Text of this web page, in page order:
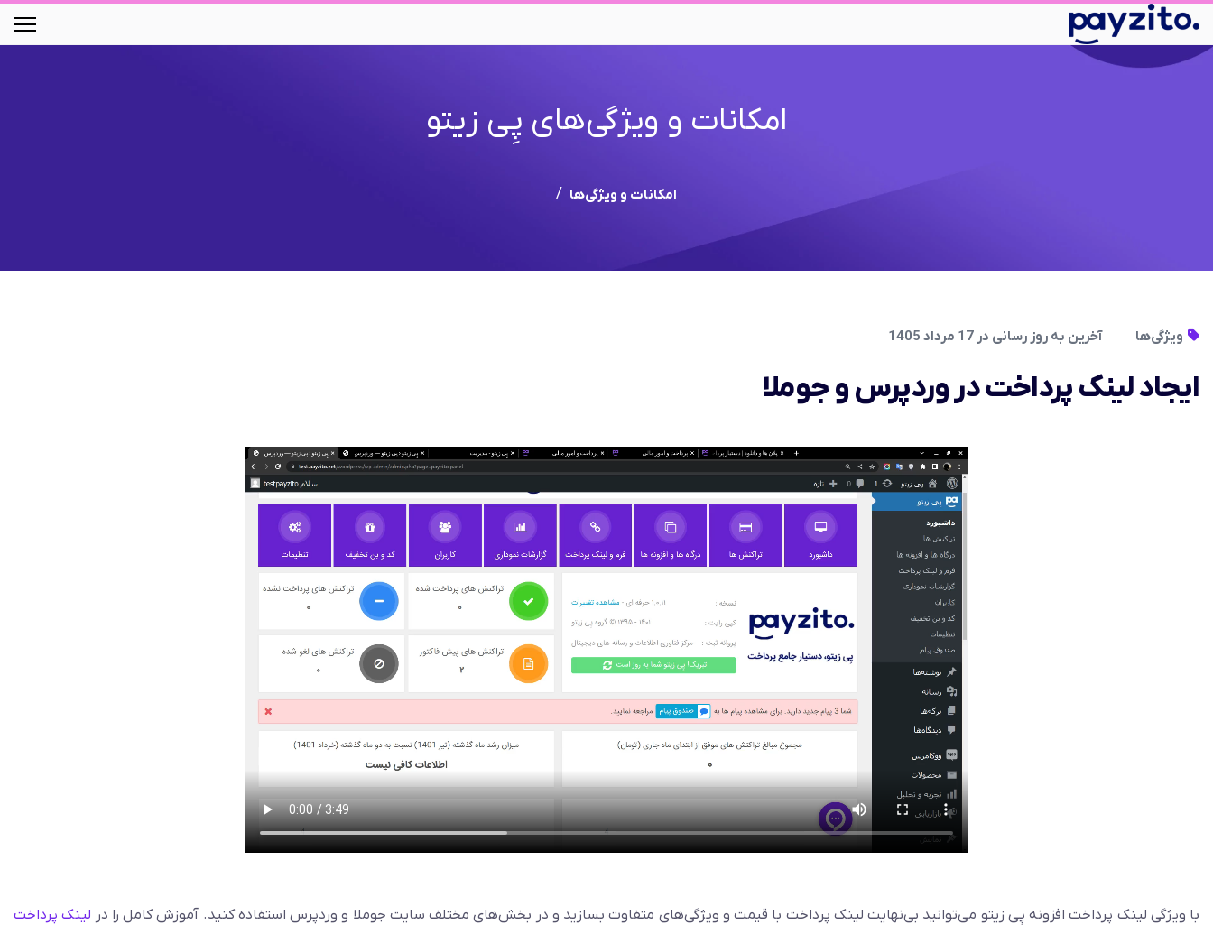
امکانات و ویژگی‌های پِی زیتو
امکانات و ویژگی‌ها
ویژگی‌ها آخرین به روز رسانی در 17 مرداد 1405
ایجاد لینک پرداخت در وردپرس و جوملا
با ویژگی لینک پرداخت افزونه پِی زیتو می‌توانید بی‌نهایت لینک پرداخت با قیمت و ویژگی‌های متفاوت بسازید و در بخش‌های مختلف سایت جوملا و وردپرس استفاده کنید. آموزش کامل را در لینک پرداخت